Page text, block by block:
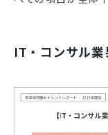
IT・コンサル業